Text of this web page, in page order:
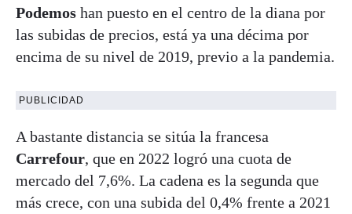
Podemos han puesto en el centro de la diana por
las subidas de precios, está ya una décima por
encima de su nivel de 2019, previo a la pandemia.
PUBLICIDAD
A bastante distancia se sitúa la francesa
Carrefour, que en 2022 logró una cuota de
mercado del 7,6%. La cadena es la segunda que
más crece, con una subida del 0,4% frente a 2021